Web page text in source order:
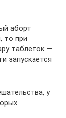
аборт
то при
таблеток —
запускается
у